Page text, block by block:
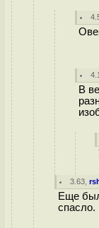
В
3.63 ,
Еще
спасло.